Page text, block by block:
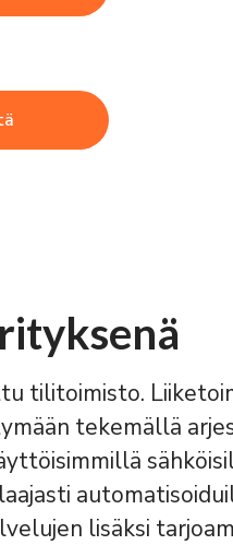
tilitoimisto.
tekemällä
lisäksi